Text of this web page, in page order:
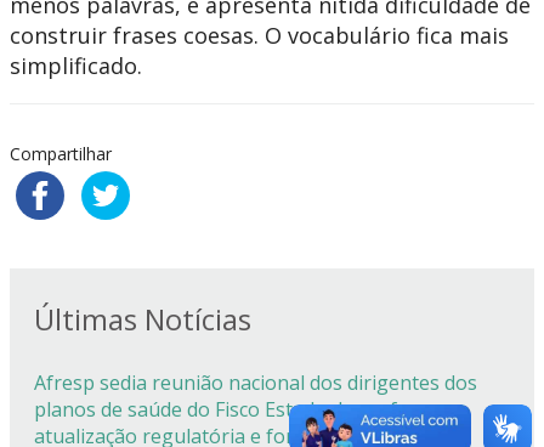
construir frases coesas. O vocabulário fica mais
simplificado.
Compartilhar
Últimas Notícias
Afresp sedia reunião nacional dos dirigentes dos
planos de saúde do Fisco Estadual com foco em
atualização regulatória e fortalecimento das